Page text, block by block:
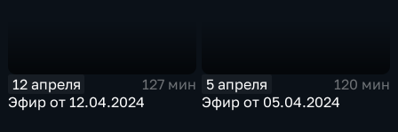
12 апреля
127 мин
Эфир от 12.04.2024
5 апреля
120 мин
Эфир от 05.04.2024